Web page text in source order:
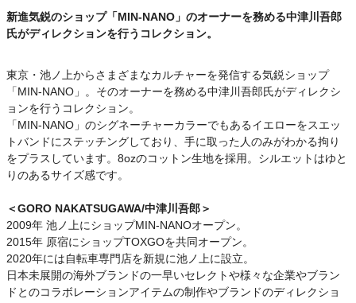
新進気鋭のショップ「MIN-NANO」のオーナーを務める中津川吾郎
氏がディレクションを行うコレクション。
東京・池ノ上からさまざまなカルチャーを発信する気鋭ショップ
「MIN-NANO」。そのオーナーを務める中津川吾郎氏がディレクシ
ョンを行うコレクション。
「MIN-NANO」のシグネーチャーカラーでもあるイエローをスエッ
トバンドにステッチングしており、手に取った人のみがわかる拘り
をプラスしています。8ozのコットン生地を採用。シルエットはゆと
りのあるサイズ感です。
＜GORO NAKATSUGAWA/中津川吾郎＞
2009年 池ノ上にショップMIN-NANOオープン。
2015年 原宿にショップTOXGOを共同オープン。
2020年には自転車専門店を新規に池ノ上に設立。
日本未展開の海外ブランドの一早いセレクトや様々な企業やブラン
ドとのコラボレーションアイテムの制作やブランドのディレクショ